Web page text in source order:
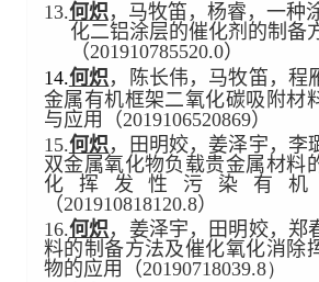
13.何炽，马牧笛，杨睿，一种
化二铝涂层的催化剂的制备
（201910785520.0）
14.何炽，陈长伟，马牧笛，程
金属有机框架二氧化碳吸附材
与应用
（2019106520869）
15.何炽，田明姣，姜泽宇，李
双金属氧化物负载贵金属材料
化挥发性污染有机
（201910818120.8）
16.何炽，姜泽宇，田明姣，郑
料的制备方法及催化氧化消除
物的应用
（20190718039.8）